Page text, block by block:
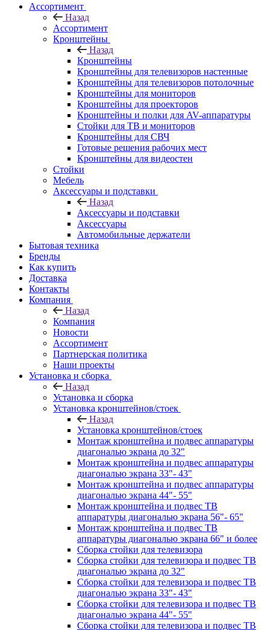
Ассортимент
Назад
Ассортимент
Кронштейны
Назад
Кронштейны
Кронштейны для телевизоров настенные
Кронштейны для телевизоров потолочные
Кронштейны для мониторов
Кронштейны для проекторов
Кронштейны и полки для AV-аппаратуры
Стойки для ТВ и мониторов
Кронштейны для СВЧ
Готовые решения рабочих мест
Кронштейны для видеостен
Стойки
Мебель
Аксессуары и подставки
Назад
Аксессуары и подставки
Аксессуары
Автомобильные держатели
Бытовая техника
Бренды
Как купить
Доставка
Контакты
Компания
Назад
Компания
Новости
Ассортимент
Партнерская политика
Наши проекты
Установка и сборка
Назад
Установка и сборка
Установка кронштейнов/стоек
Назад
Установка кронштейнов/стоек
Монтаж кронштейна и подвес аппаратуры
диагональю экрана до 32"
Монтаж кронштейна и подвес аппаратуры
диагональю экрана 33"- 43"
Монтаж кронштейна и подвес аппаратуры
диагональю экрана 44"- 55"
Монтаж кронштейна и подвес ТВ
аппаратуры диагональю экрана 56"- 65"
Монтаж кронштейна и подвес ТВ
аппаратуры диагональю экрана 66" и более
Сборка стойки для телевизора
Сборка стойки для телевизора и подвес ТВ
диагональю экрана до 32"
Сборка стойки для телевизора и подвес ТВ
диагональю экрана 33"- 43"
Сборка стойки для телевизора и подвес ТВ
диагональю экрана 44"- 55"
Сборка стойки для телевизора и подвес ТВ